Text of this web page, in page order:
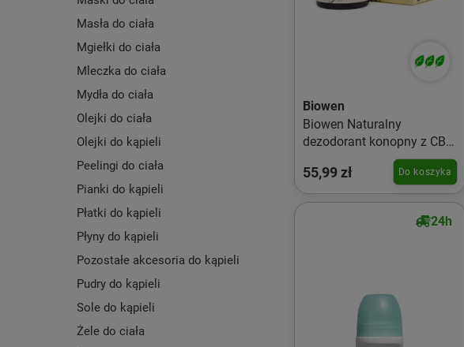
Masła do ciała
Mgiełki do ciała
Mleczka do ciała
Mydła do ciała
Olejki do ciała
Olejki do kąpieli
Peelingi do ciała
Pianki do kąpieli
Płatki do kąpieli
Płyny do kąpieli
Pozostałe akcesoria do kąpieli
Pudry do kąpieli
Sole do kąpieli
Żele do ciała
Biowen
Biowen Naturalny
dezodorant konopny z CBD
55,99 zł Do koszyka
24h